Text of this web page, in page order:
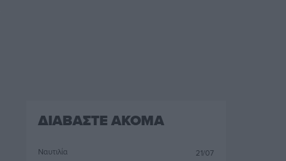
ΔΙΑΒΑΣΤΕ ΑΚΟΜΑ
Ναυτιλία 21/07